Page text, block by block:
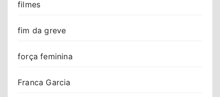
filmes
fim da greve
força feminina
Franca Garcia